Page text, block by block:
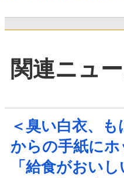
関連ニュ
＜臭い白衣、
からの手紙に
「給食がおい